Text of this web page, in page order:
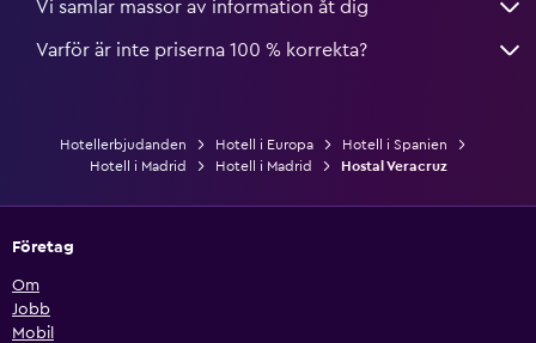
Vi samlar massor av information åt dig
Varför är inte priserna 100 % korrekta?
Hotellerbjudanden Hotell i Europa
Hotell i Spanien
Hotell i Madrid
Hotell i Madrid Hostal Veracruz
Företag
Om
Jobb
Mobil